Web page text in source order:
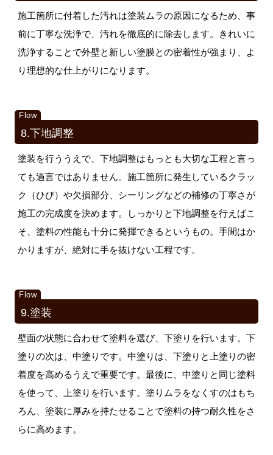
施工箇所に付着した汚れは塗装ムラの原因になるため、事
前に丁寧な洗浄で、汚れを徹底的に除去します。きれいに
洗浄することで外壁と新しい塗膜との密着性が強まり、よ
り理想的な仕上がりになります。
8.下地調整
塗装を行ううえで、下地調整はもっとも大切な工程と言っ
ても過言ではありません。施工箇所に発生しているクラッ
ク（ひび）や欠損部分、シーリングなどの補修の丁寧さが
施工の完成度を決めます。しっかりと下地調整を行えばこ
そ、塗料の性能も十分に発揮できるというもの。手間はか
かりますが、絶対に手を抜けない工程です。
9.塗装
壁面の状態に合わせて塗料を選び、下塗りを行います。下
塗りの次は、中塗りです。中塗りは、下塗りと上塗りの密
着度を高めるうえで重要です。最後に、中塗りと同じ塗料
を使って、上塗りを行います。塗りムラをなくすのはもち
ろん、塗装に厚みを持たせることで塗料の持つ耐久性をさ
らに高めます。